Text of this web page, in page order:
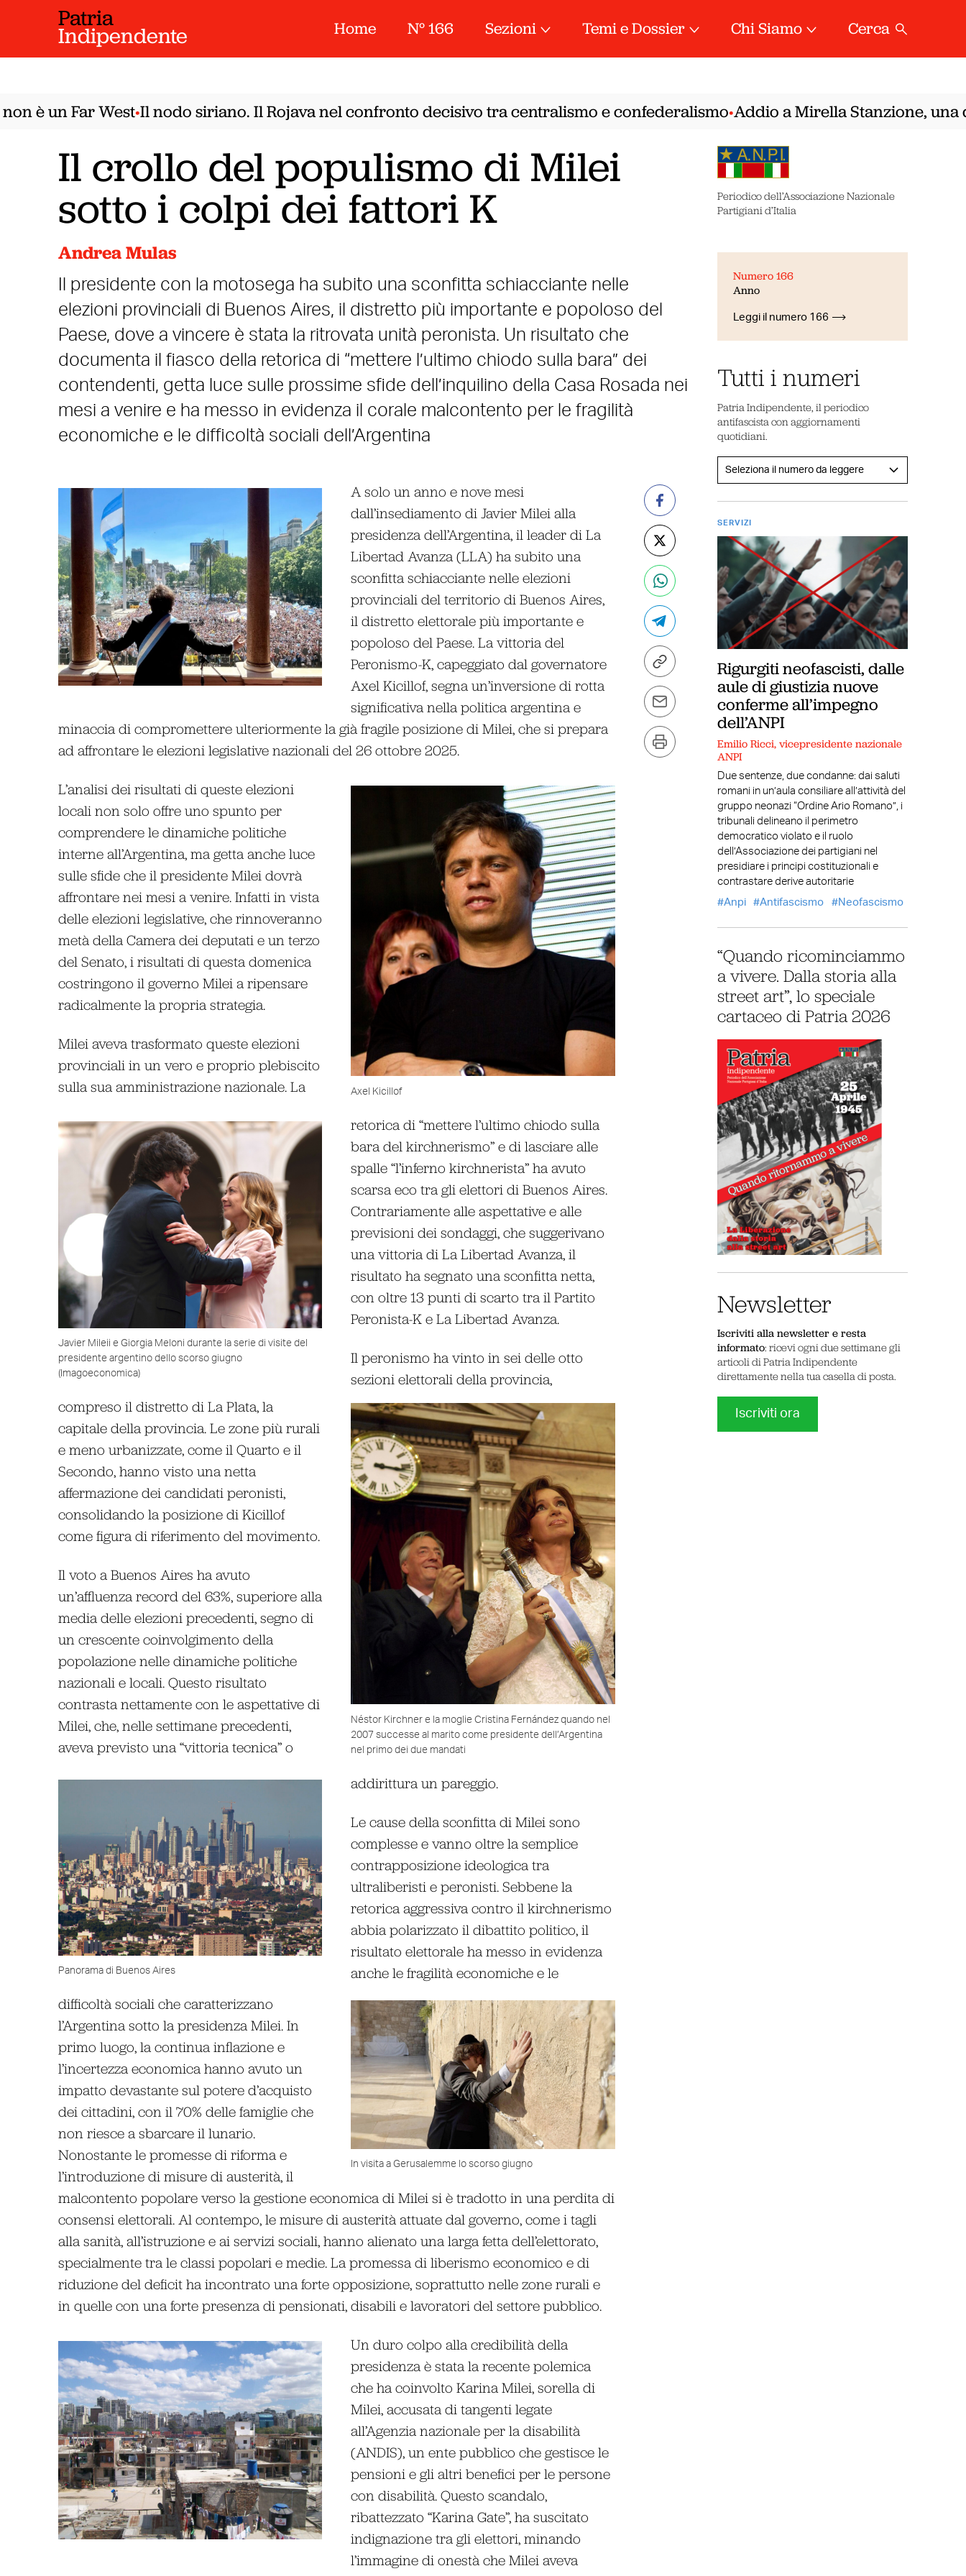
Patria
Indipendente Home N° 166 Sezioni Temi e Dossier Chi Siamo Cerca
è un Far West•Il nodo siriano. Il Rojava nel confronto decisivo tra centralismo e confederalismo•Addio a Mirella Stanzione, una
Il crollo del populismo di Milei
sotto i colpi dei fattori K
Andrea Mulas
Il presidente con la motosega ha subito una sconfitta schiacciante nelle
elezioni provinciali di Buenos Aires, il distretto più importante e popoloso del
Paese, dove a vincere è stata la ritrovata unità peronista. Un risultato che
documenta il fiasco della retorica di “mettere l’ultimo chiodo sulla bara” dei
contendenti, getta luce sulle prossime sfide dell’inquilino della Casa Rosada nei
mesi a venire e ha messo in evidenza il corale malcontento per le fragilità
economiche e le difficoltà sociali dell’Argentina
A solo un anno e nove mesi
dall’insediamento di Javier Milei alla
presidenza dell’Argentina, il leader di La
Libertad Avanza (LLA) ha subito una
sconfitta schiacciante nelle elezioni
provinciali del territorio di Buenos Aires,
il distretto elettorale più importante e
popoloso del Paese. La vittoria del
Peronismo-K, capeggiato dal governatore
Axel Kicillof, segna un’inversione di rotta
significativa nella politica argentina e
minaccia di compromettere ulteriormente la già fragile posizione di Milei, che si prepara
ad affrontare le elezioni legislative nazionali del 26 ottobre 2025.
Axel Kicillof
L’analisi dei risultati di queste elezioni
locali non solo offre uno spunto per
comprendere le dinamiche politiche
interne all’Argentina, ma getta anche luce
sulle sfide che il presidente Milei dovrà
affrontare nei mesi a venire. Infatti in vista
delle elezioni legislative, che rinnoveranno
metà della Camera dei deputati e un terzo
del Senato, i risultati di questa domenica
costringono il governo Milei a ripensare
radicalmente la propria strategia.
Javier Mileii e Giorgia Meloni durante la serie di visite del
presidente argentino dello scorso giugno
(Imagoeconomica)
Milei aveva trasformato queste elezioni
provinciali in un vero e proprio plebiscito
sulla sua amministrazione nazionale. La
retorica di “mettere l’ultimo chiodo sulla
bara del kirchnerismo” e di lasciare alle
spalle “l’inferno kirchnerista” ha avuto
scarsa eco tra gli elettori di Buenos Aires.
Contrariamente alle aspettative e alle
previsioni dei sondaggi, che suggerivano
una vittoria di La Libertad Avanza, il
risultato ha segnato una sconfitta netta,
con oltre 13 punti di scarto tra il Partito
Peronista-K e La Libertad Avanza.
Néstor Kirchner e la moglie Cristina Fernández quando nel
2007 successe al marito come presidente dell’Argentina
nel primo dei due mandati
Il peronismo ha vinto in sei delle otto
sezioni elettorali della provincia,
compreso il distretto di La Plata, la
capitale della provincia. Le zone più rurali
e meno urbanizzate, come il Quarto e il
Secondo, hanno visto una netta
affermazione dei candidati peronisti,
consolidando la posizione di Kicillof
come figura di riferimento del movimento.
Panorama di Buenos Aires
Il voto a Buenos Aires ha avuto
un’affluenza record del 63%, superiore alla
media delle elezioni precedenti, segno di
un crescente coinvolgimento della
popolazione nelle dinamiche politiche
nazionali e locali. Questo risultato
contrasta nettamente con le aspettative di
Milei, che, nelle settimane precedenti,
aveva previsto una “vittoria tecnica” o
addirittura un pareggio.
In visita a Gerusalemme lo scorso giugno
Le cause della sconfitta di Milei sono
complesse e vanno oltre la semplice
contrapposizione ideologica tra
ultraliberisti e peronisti. Sebbene la
retorica aggressiva contro il kirchnerismo
abbia polarizzato il dibattito politico, il
risultato elettorale ha messo in evidenza
anche le fragilità economiche e le
difficoltà sociali che caratterizzano
l’Argentina sotto la presidenza Milei. In
primo luogo, la continua inflazione e
l’incertezza economica hanno avuto un
impatto devastante sul potere d’acquisto
dei cittadini, con il 70% delle famiglie che
non riesce a sbarcare il lunario.
Nonostante le promesse di riforma e
l’introduzione di misure di austerità, il
malcontento popolare verso la gestione economica di Milei si è tradotto in una perdita di
consensi elettorali. Al contempo, le misure di austerità attuate dal governo, come i tagli
alla sanità, all’istruzione e ai servizi sociali, hanno alienato una larga fetta dell’elettorato,
specialmente tra le classi popolari e medie. La promessa di liberismo economico e di
riduzione del deficit ha incontrato una forte opposizione, soprattutto nelle zone rurali e
in quelle con una forte presenza di pensionati, disabili e lavoratori del settore pubblico.
Un duro colpo alla credibilità della
presidenza è stata la recente polemica
che ha coinvolto Karina Milei, sorella di
Milei, accusata di tangenti legate
all’Agenzia nazionale per la disabilità
(ANDIS), un ente pubblico che gestisce le
pensioni e gli altri benefici per le persone
con disabilità. Questo scandalo,
ribattezzato “Karina Gate”, ha suscitato
indignazione tra gli elettori, minando
l’immagine di onestà che Milei aveva
Periodico dell’Associazione Nazionale
Partigiani d’Italia
Numero 166
Anno
Leggi il numero 166
Tutti i numeri
Patria Indipendente, il periodico
antifascista con aggiornamenti
quotidiani.
SERVIZI
Rigurgiti neofascisti, dalle
aule di giustizia nuove
conferme all’impegno
dell’ANPI
Emilio Ricci, vicepresidente nazionale
ANPI
Due sentenze, due condanne: dai saluti
romani in un’aula consiliare all’attività del
gruppo neonazi “Ordine Ario Romano”, i
tribunali delineano il perimetro
democratico violato e il ruolo
dell’Associazione dei partigiani nel
presidiare i principi costituzionali e
contrastare derive autoritarie
Anpi
Antifascismo Neofascismo
“Quando ricominciammo
a vivere. Dalla storia alla
street art”, lo speciale
cartaceo di Patria 2026
Newsletter
Iscriviti alla newsletter e resta
informato: ricevi ogni due settimane gli
articoli di Patria Indipendente
direttamente nella tua casella di posta.
Iscriviti ora